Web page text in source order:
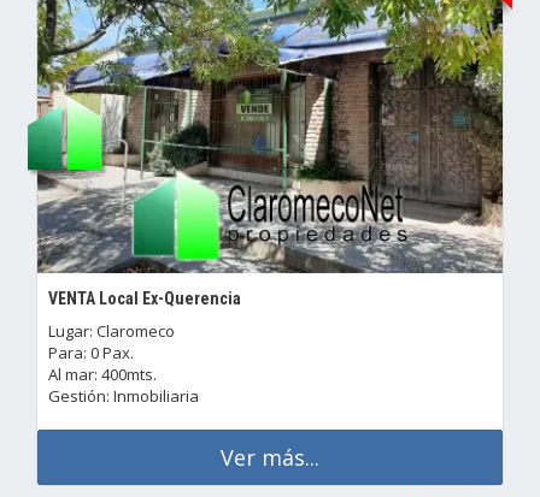
VENTA Local Ex-Querencia
Lugar: Claromeco
Para: 0 Pax.
Al mar: 400mts.
Gestión: Inmobiliaria
Ver más...